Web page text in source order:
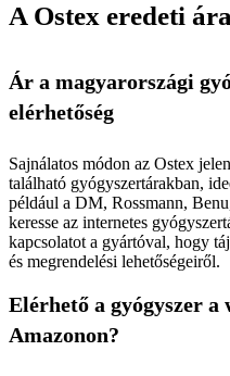
A Ostex eredeti
Ár a magyarországi
elérhetőség
Sajnálatos módon az Ostex
található gyógyszertárakban,
például a DM, Rossmann,
keresse az internetes
kapcsolatot a gyártóval, hogy
és megrendelési lehetőségeiről.
Elérhető a gyógyszer
Amazonon?